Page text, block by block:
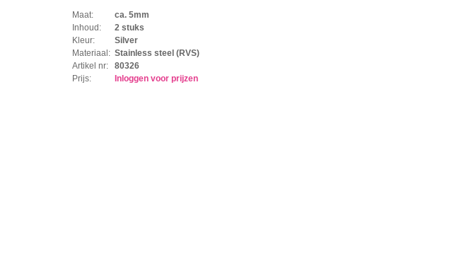
Maat:
ca. 5mm
Inhoud:
2 stuks
Kleur:
Silver
Materiaal: Stainless steel (RVS)
Artikel nr:
80326
Prijs:
Inloggen voor prijzen